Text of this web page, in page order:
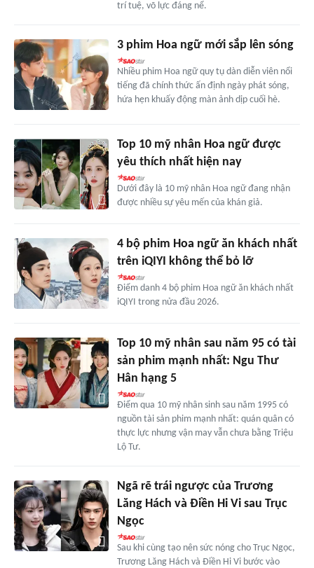
trí tuệ, võ lực đáng nể.
3 phim Hoa ngữ mới sắp lên sóng
Nhiều phim Hoa ngữ quy tụ dàn diễn viên nổi
tiếng đã chính thức ấn định ngày phát sóng,
hứa hẹn khuấy động màn ảnh dịp cuối hè.
Top 10 mỹ nhân Hoa ngữ được
yêu thích nhất hiện nay
Dưới đây là 10 mỹ nhân Hoa ngữ đang nhận
được nhiều sự yêu mến của khán giả.
4 bộ phim Hoa ngữ ăn khách nhất
trên iQIYI không thể bỏ lỡ
Điểm danh 4 bộ phim Hoa ngữ ăn khách nhất
iQIYI trong nửa đầu 2026.
Top 10 mỹ nhân sau năm 95 có tài
sản phim mạnh nhất: Ngu Thư
Hân hạng 5
Điểm qua 10 mỹ nhân sinh sau năm 1995 có
nguồn tài sản phim mạnh nhất: quán quân có
thực lực nhưng vận may vẫn chưa bằng Triệu
Lộ Tư.
Ngã rẽ trái ngược của Trương
Lăng Hách và Điền Hi Vi sau Trục
Ngọc
Sau khi cùng tạo nên sức nóng cho Trục Ngọc,
Trương Lăng Hách và Điền Hi Vi bước vào